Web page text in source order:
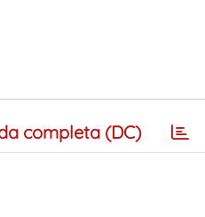
completa (DC)